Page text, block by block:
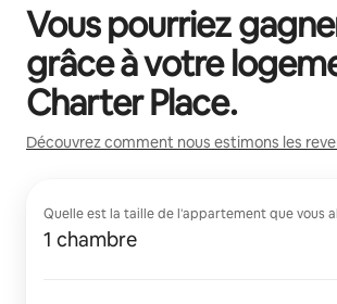
Vous pourriez
grâce à votre
Charter Place.
Découvrez comment nous estimons les
Quelle est la taille de l'appartement que vous
1 chambre